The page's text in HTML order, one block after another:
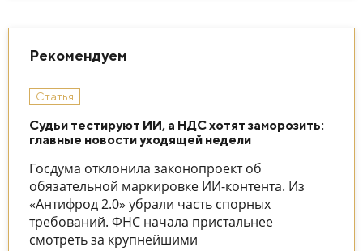
Рекомендуем
Статья
Судьи тестируют ИИ, а НДС хотят заморозить:
главные новости уходящей недели
Госдума отклонила законопроект об
обязательной маркировке ИИ-контента. Из
«Антифрод 2.0» убрали часть спорных
требований. ФНС начала пристальнее
смотреть за крупнейшими